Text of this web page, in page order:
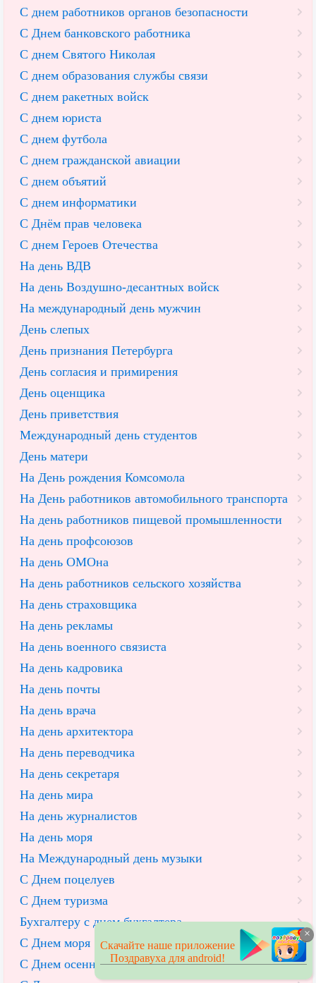
С днем работников органов безопасности
С Днем банковского работника
С днем Святого Николая
С днем образования службы связи
С днем ракетных войск
С днем юриста
С днем футбола
С днем гражданской авиации
С днем объятий
С днем информатики
С Днём прав человека
С днем Героев Отечества
На день ВДВ
На день Воздушно-десантных войск
На международный день мужчин
День слепых
День признания Петербурга
День согласия и примирения
День оценщика
День приветствия
Международный день студентов
День матери
На День рождения Комсомола
На День работников автомобильного транспорта
На день работников пищевой промышленности
На день профсоюзов
На день ОМОна
На день работников сельского хозяйства
На день страховщика
На день рекламы
На день военного связиста
На день кадровика
На день почты
На день врача
На день архитектора
На день переводчика
На день секретаря
На день мира
На день журналистов
На день моря
На Международный день музыки
С Днем поцелуев
С Днем туризма
Бухгалтеру с днем бухгалтера
С Днем моря
С Днем осеннего равноденствия
×
Скачайте наше приложение
Поздравуха для android!